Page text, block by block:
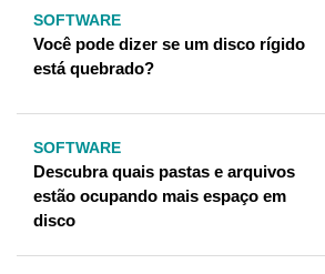
SOFTWARE
Você pode dizer se um disco rígido
está quebrado?
SOFTWARE
Descubra quais pastas e arquivos
estão ocupando mais espaço em
disco